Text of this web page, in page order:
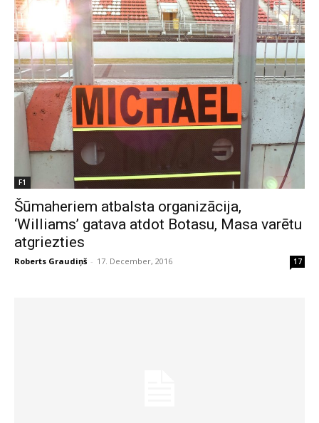
F1
Šūmaheriem atbalsta organizācija,
‘Williams’ gatava atdot Botasu, Masa varētu
atgriezties
Roberts Graudiņš - 17. December, 2016 17